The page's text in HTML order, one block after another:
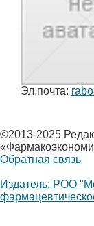
Эл.почта:
©2013-2025
Обратная связь
Издатель: РОО